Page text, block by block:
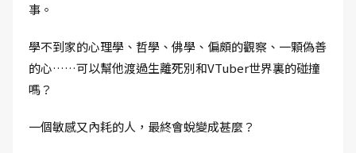
事。
學不到家的心理學、哲學、佛學、偏頗的觀察、一顆偽善
的心……可以幫他渡過生離死別和VTuber世界裏的碰撞
嗎？
一個敏感又內耗的人，最終會蛻變成甚麼？